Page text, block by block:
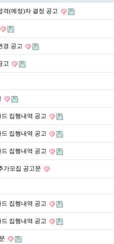
격(예정)자 결정 공고
경 공고
고
집행내역 공고
집행내역 공고
집행내역 공고
가모집 공고문
집행내역 공고
집행내역 공고